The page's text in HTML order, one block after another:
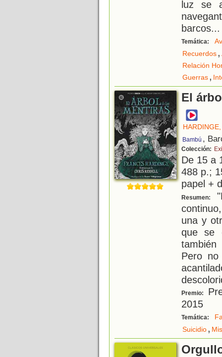
luz se
barcos...
Temática:
Recuerdos,
Relación
Guerras,
El
Bambú ,
Colección:
De 15 a
488 p.;
papel +
Resumen:
una y
que se
Pero
Premio:
2015
Temática:
Suicidio,